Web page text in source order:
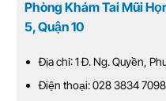
Phòng Khám Tai Mũi
5, Quận 10
Địa chỉ: 1 Đ. Ng. Quyền,
Điện thoại: 028 3834 7098